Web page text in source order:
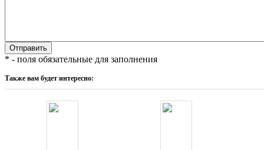
* - поля обязательные для заполнения
Также вам будет интересно: